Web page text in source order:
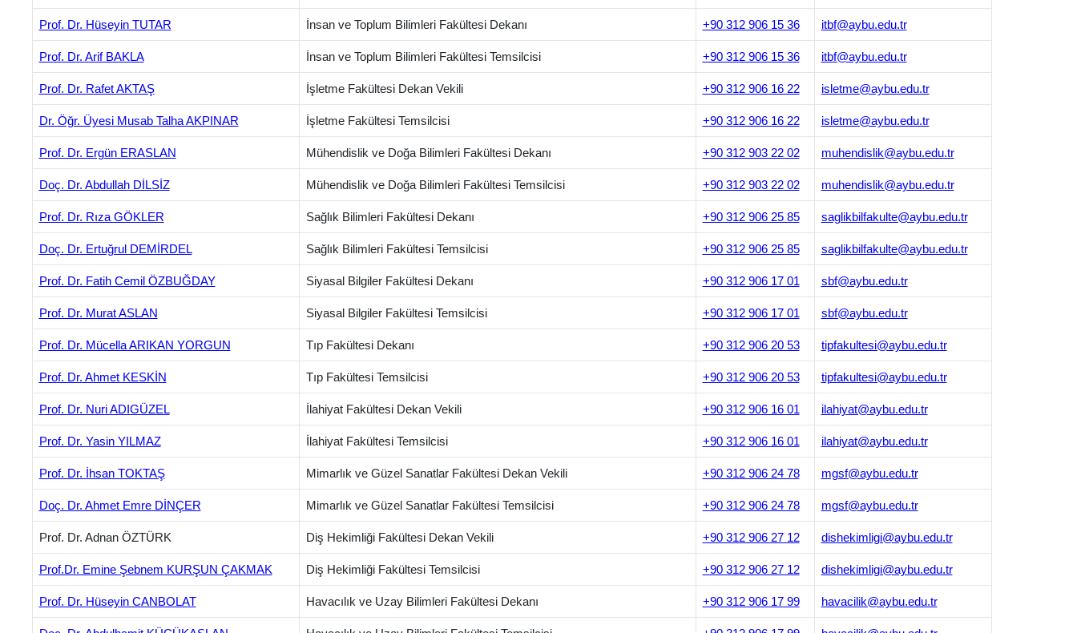
Prof. Dr. Hüseyin TUTAR İnsan ve Toplum Bilimleri Fakültesi Dekanı +90 312 906 15 36 itbf@aybu.edu.tr
Prof. Dr. Arif BAKLA İnsan ve Toplum Bilimleri Fakültesi Temsilcisi +90 312 906 15 36 itbf@aybu.edu.tr
Prof. Dr. Rafet AKTAŞ İşletme Fakültesi Dekan Vekili +90 312 906 16 22 isletme@aybu.edu.tr
Dr. Öğr. Üyesi Musab Talha AKPINAR İşletme Fakültesi Temsilcisi +90 312 906 16 22 isletme@aybu.edu.tr
Prof. Dr. Ergün ERASLAN Mühendislik ve Doğa Bilimleri Fakültesi Dekanı +90 312 903 22 02 muhendislik@aybu.edu.tr
Doç. Dr. Abdullah DİLSİZ Mühendislik ve Doğa Bilimleri Fakültesi Temsilcisi +90 312 903 22 02 muhendislik@aybu.edu.tr
Prof. Dr. Rıza GÖKLER Sağlık Bilimleri Fakültesi Dekanı +90 312 906 25 85 saglikbilfakulte@aybu.edu.tr
Doç. Dr. Ertuğrul DEMİRDEL Sağlık Bilimleri Fakültesi Temsilcisi +90 312 906 25 85 saglikbilfakulte@aybu.edu.tr
Prof. Dr. Fatih Cemil ÖZBUĞDAY Siyasal Bilgiler Fakültesi Dekanı +90 312 906 17 01 sbf@aybu.edu.tr
Prof. Dr. Murat ASLAN Siyasal Bilgiler Fakültesi Temsilcisi +90 312 906 17 01 sbf@aybu.edu.tr
Prof. Dr. Mücella ARIKAN YORGUN Tıp Fakültesi Dekanı +90 312 906 20 53 tipfakultesi@aybu.edu.tr
Prof. Dr. Ahmet KESKİN Tıp Fakültesi Temsilcisi +90 312 906 20 53 tipfakultesi@aybu.edu.tr
Prof. Dr. Nuri ADIGÜZEL İlahiyat Fakültesi Dekan Vekili +90 312 906 16 01 ilahiyat@aybu.edu.tr
Prof. Dr. Yasin YILMAZ İlahiyat Fakültesi Temsilcisi +90 312 906 16 01 ilahiyat@aybu.edu.tr
Prof. Dr. İhsan TOKTAŞ Mimarlık ve Güzel Sanatlar Fakültesi Dekan Vekili +90 312 906 24 78 mgsf@aybu.edu.tr
Doç. Dr. Ahmet Emre DİNÇER Mimarlık ve Güzel Sanatlar Fakültesi Temsilcisi +90 312 906 24 78 mgsf@aybu.edu.tr
Prof. Dr. Adnan ÖZTÜRK Diş Hekimliği Fakültesi Dekan Vekili +90 312 906 27 12 dishekimligi@aybu.edu.tr
Prof.Dr. Emine Şebnem KURŞUN ÇAKMAK Diş Hekimliği Fakültesi Temsilcisi +90 312 906 27 12 dishekimligi@aybu.edu.tr
Prof. Dr. Hüseyin CANBOLAT Havacılık ve Uzay Bilimleri Fakültesi Dekanı +90 312 906 17 99 havacilik@aybu.edu.tr